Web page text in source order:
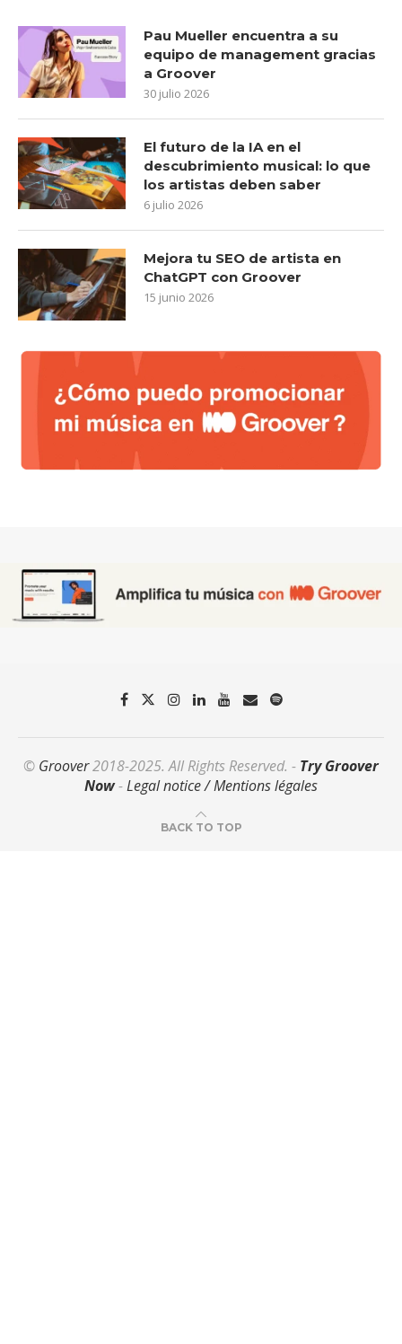
Pau Mueller encuentra a su
equipo de management gracias
a Groover
30 julio 2026
El futuro de la IA en el
descubrimiento musical: lo que
los artistas deben saber
6 julio 2026
Mejora tu SEO de artista en
ChatGPT con Groover
15 junio 2026
© Groover2018-2025. All Rights Reserved. - Try Groover
Now-Legal notice / Mentions légales
BACK TO TOP